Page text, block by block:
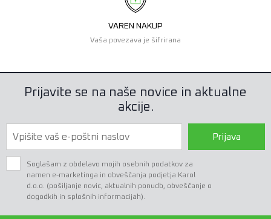
VAREN NAKUP
Vaša povezava je šifrirana
Prijavite se na naše novice in aktualne
akcije.
Prijava
Soglašam z obdelavo mojih osebnih podatkov za
namen e-marketinga in obveščanja podjetja Karol
d.o.o. (pošiljanje novic, aktualnih ponudb, obveščanje o
dogodkih in splošnih informacijah).